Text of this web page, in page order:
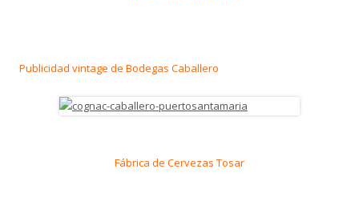
Publicidad vintage de Bodegas Caballero
Fábrica de Cervezas Tosar